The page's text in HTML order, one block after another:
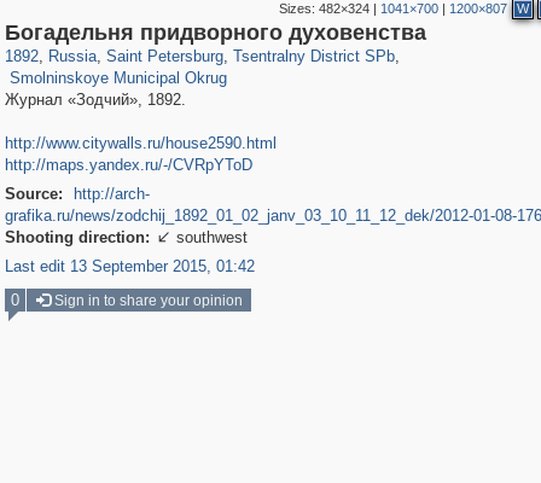
Sizes: 482×324| 1041×700| 1200×807 W
Богадельня придворного духовенства
1892, Russia
1,407,861 29,263
, Saint Petersburg
197,300 5,716
, Tsentralny District SPb
50,290 1,839
,
Smolninskoye Municipal Okrug
7,075 152
Журнал «Зодчий», 1892.
http://www.citywalls.ru/house2590.html
http://maps.yandex.ru/-/CVRpYToD
Source:
http://arch-
grafika.ru/news/zodchij_1892_01_02_janv_03_10_11_12_dek/2012-01-08-
Shooting direction:  southwest
Last edit 13 September 2015, 01:42
0
Sign in to share your opinion